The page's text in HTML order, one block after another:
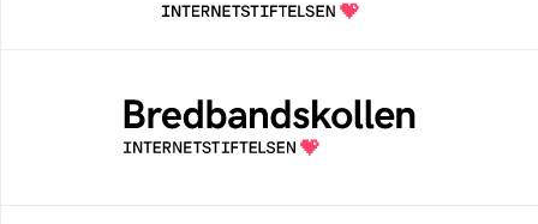
Bredbandskollen är ett oberoende
konsumentverktyg som drivs av
Internetstiftelsen